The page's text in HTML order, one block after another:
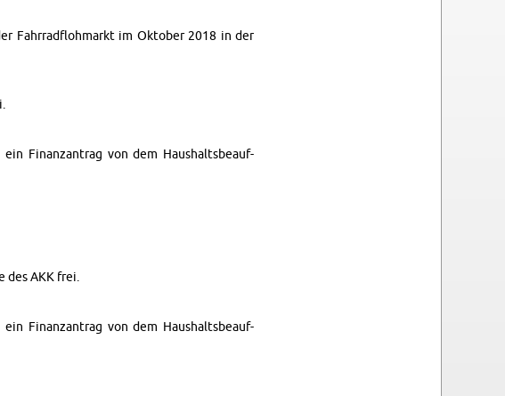
Fahrrad­flohmarkt im Ok­to­ber 2018 in der
Fi­nan­zantrag von dem Haushalts­beauf­
des AKK frei.
Fi­nan­zantrag von dem Haushalts­beauf­